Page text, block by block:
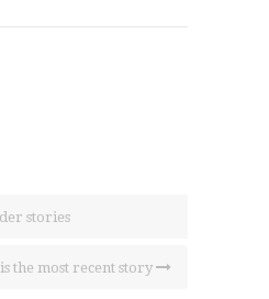
stories
the most recent story